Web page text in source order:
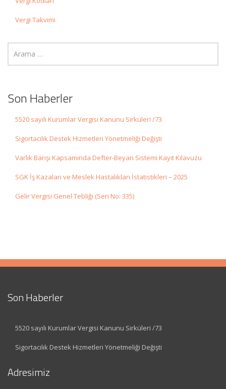
Vergi Takvimi
Son Haberler
5520 sayılı Kurumlar Vergisi Kanunu Sirküleri /73
Sigortacılık Destek Hizmetleri Yönetmeliği Değişti
Varlık Barışı Kapsamında Defter-Beyan Sistemi Kayıt Kılavuzu
SGK İş Kazaları ve Meslek Hastalıkları İstatistikleri – 2025
Gelir Vergisi Genel Tebliği (Seri No: 335)
Son Haberler
5520 sayılı Kurumlar Vergisi Kanunu Sirküleri /73
Sigortacılık Destek Hizmetleri Yönetmeliği Değişti
Adresimiz